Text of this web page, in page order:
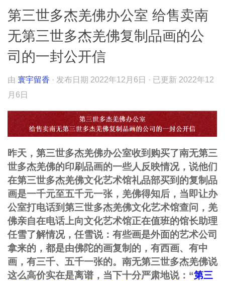
第三世多杰羌佛办公室 给售卖南
无第三世多杰羌佛复制品画的公
司的一封公开信
由 寰宇留香 · 发布日期 2022年12月6日 · 已更新 2022年12
月6日
昨天，第三世多杰羌佛办公室收到购买了南无第三
世多杰羌佛的印刷品画的一些人反映情况，说他们
在第三世多杰羌佛文化艺术馆礼品部买到的复制品
画是一千元至五千元一张，羌佛得知后，当即让办
公室打电话到第三世多杰羌佛文化艺术馆查问，羌
佛亲自在电话上向文化艺术馆正在值班的馆长助理
任雪了解情况，任雪说：有些画是外面的艺术公司
拿来的，都是由佛陀的画复制的，有西画、有中
画，有三千、五千一张的。南无第三世多杰羌佛说
这么高价实在是离谱，当下十分严肃地说：“第三